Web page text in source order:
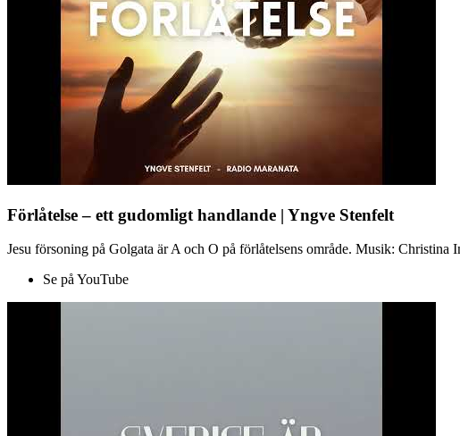
Förlåtelse – ett gudomligt handlande | Yngve Stenfelt
Jesu försoning på Golgata är A och O på förlåtelsens område. Musik: Christina
Se på YouTube